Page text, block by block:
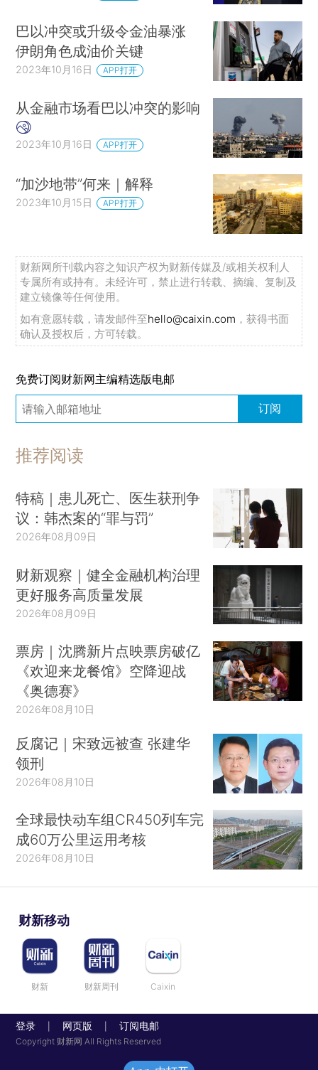
巴以冲突或升级令金油暴涨
伊朗角色成油价关键
2023年10月16日 APP打开
从金融市场看巴以冲突的影响
2023年10月16日 APP打开
“加沙地带”何来｜解释
2023年10月15日 APP打开
财新网所刊载内容之知识产权为财新传媒及/或相关权利人
专属所有或持有。未经许可，禁止进行转载、摘编、复制及
建立镜像等任何使用。
如有意愿转载，请发邮件至hello@caixin.com ，获得书面
确认及授权后，方可转载。
免费订阅财新网主编精选版电邮
订阅
推荐阅读
特稿｜患儿死亡、医生获刑争
议：韩杰案的“罪与罚”
2026年08月09日
财新观察｜健全金融机构治理
更好服务高质量发展
2026年08月09日
票房｜沈腾新片点映票房破亿
《欢迎来龙餐馆》空降迎战
《奥德赛》
2026年08月10日
反腐记｜宋致远被查 张建华
领刑
2026年08月10日
全球最快动车组CR450列车完
成60万公里运用考核
2026年08月10日
财新移动
财新 财新周刊 Caixin
登录 网页版 订阅电邮
Copyright 财新网 All Rights Reserved